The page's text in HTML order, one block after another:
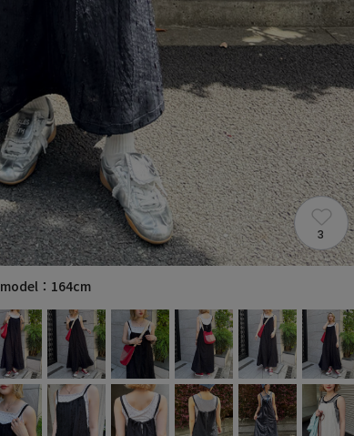
3
model：164cm